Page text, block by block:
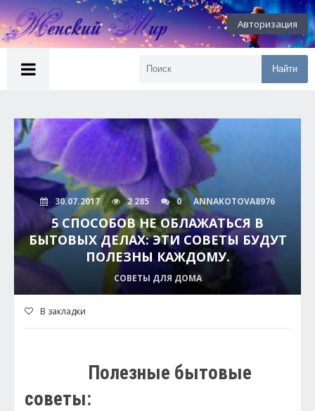
Авторизация
Найти
30.07.2017 2 285 0 ANNAKOTOVA8976
5 СПОСОБОВ НЕ ОБЛАЖАТЬСЯ В
БЫТОВЫХ ДЕЛАХ: ЭТИ СОВЕТЫ БУДУТ
ПОЛЕЗНЫ КАЖДОМУ.
СОВЕТЫ ДЛЯ ДОМА
В закладки
Полезные бытовые
советы: